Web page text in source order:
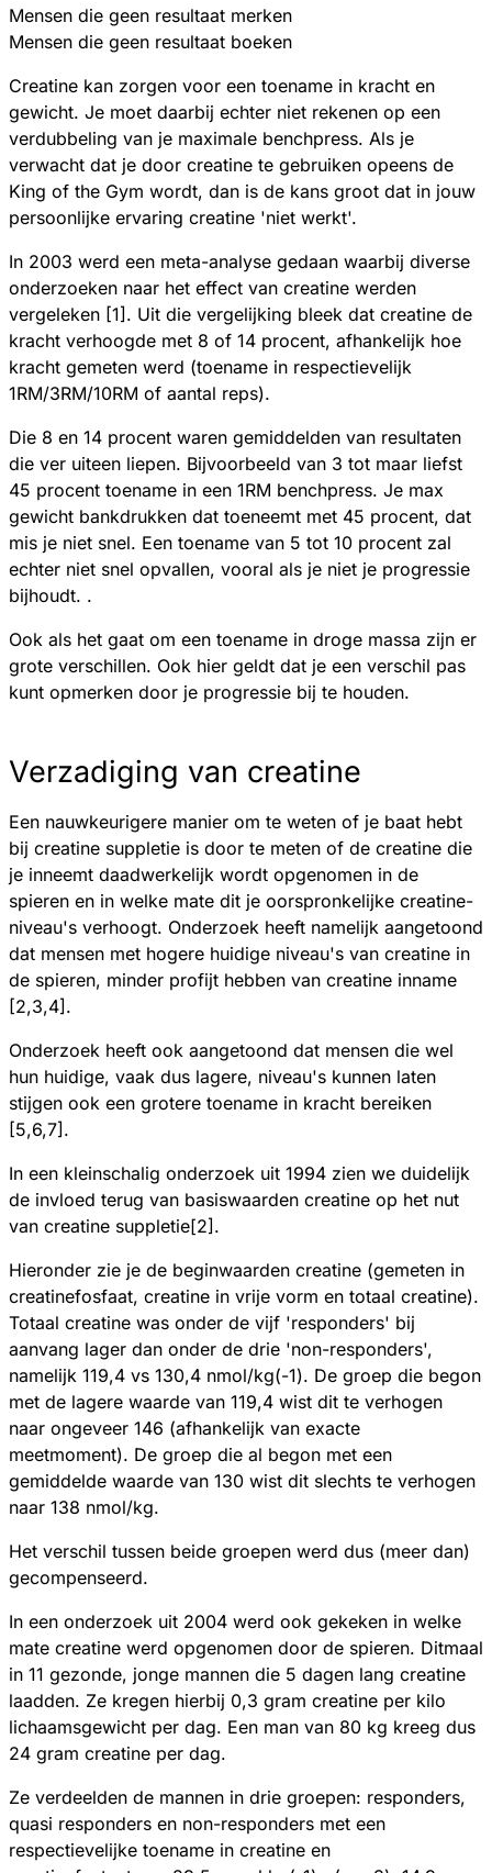
Mensen die geen resultaat merken
Mensen die geen resultaat boeken
Creatine kan zorgen voor een toename in kracht en
gewicht. Je moet daarbij echter niet rekenen op een
verdubbeling van je maximale benchpress. Als je
verwacht dat je door creatine te gebruiken opeens de
King of the Gym wordt, dan is de kans groot dat in jouw
persoonlijke ervaring creatine 'niet werkt'.
In 2003 werd een meta-analyse gedaan waarbij diverse
onderzoeken naar het effect van creatine werden
vergeleken [1]. Uit die vergelijking bleek dat creatine de
kracht verhoogde met 8 of 14 procent, afhankelijk hoe
kracht gemeten werd (toename in respectievelijk
1RM/3RM/10RM of aantal reps).
Die 8 en 14 procent waren gemiddelden van resultaten
die ver uiteen liepen. Bijvoorbeeld van 3 tot maar liefst
45 procent toename in een 1RM benchpress. Je max
gewicht bankdrukken dat toeneemt met 45 procent, dat
mis je niet snel. Een toename van 5 tot 10 procent zal
echter niet snel opvallen, vooral als je niet je progressie
bijhoudt. .
Ook als het gaat om een toename in droge massa zijn er
grote verschillen. Ook hier geldt dat je een verschil pas
kunt opmerken door je progressie bij te houden.
Verzadiging van creatine
Een nauwkeurigere manier om te weten of je baat hebt
bij creatine suppletie is door te meten of de creatine die
je inneemt daadwerkelijk wordt opgenomen in de
spieren en in welke mate dit je oorspronkelijke creatine-
niveau's verhoogt. Onderzoek heeft namelijk aangetoond
dat mensen met hogere huidige niveau's van creatine in
de spieren, minder profijt hebben van creatine inname
[2,3,4].
Onderzoek heeft ook aangetoond dat mensen die wel
hun huidige, vaak dus lagere, niveau's kunnen laten
stijgen ook een grotere toename in kracht bereiken
[5,6,7].
In een kleinschalig onderzoek uit 1994 zien we duidelijk
de invloed terug van basiswaarden creatine op het nut
van creatine suppletie[2].
Hieronder zie je de beginwaarden creatine (gemeten in
creatinefosfaat, creatine in vrije vorm en totaal creatine).
Totaal creatine was onder de vijf 'responders' bij
aanvang lager dan onder de drie 'non-responders',
namelijk 119,4 vs 130,4 nmol/kg(-1). De groep die begon
met de lagere waarde van 119,4 wist dit te verhogen
naar ongeveer 146 (afhankelijk van exacte
meetmoment). De groep die al begon met een
gemiddelde waarde van 130 wist dit slechts te verhogen
naar 138 nmol/kg.
Het verschil tussen beide groepen werd dus (meer dan)
gecompenseerd.
In een onderzoek uit 2004 werd ook gekeken in welke
mate creatine werd opgenomen door de spieren. Ditmaal
in 11 gezonde, jonge mannen die 5 dagen lang creatine
laadden. Ze kregen hierbij 0,3 gram creatine per kilo
lichaamsgewicht per dag. Een man van 80 kg kreeg dus
24 gram creatine per dag.
Ze verdeelden de mannen in drie groepen: responders,
quasi responders en non-responders met een
respectievelijke toename in creatine en